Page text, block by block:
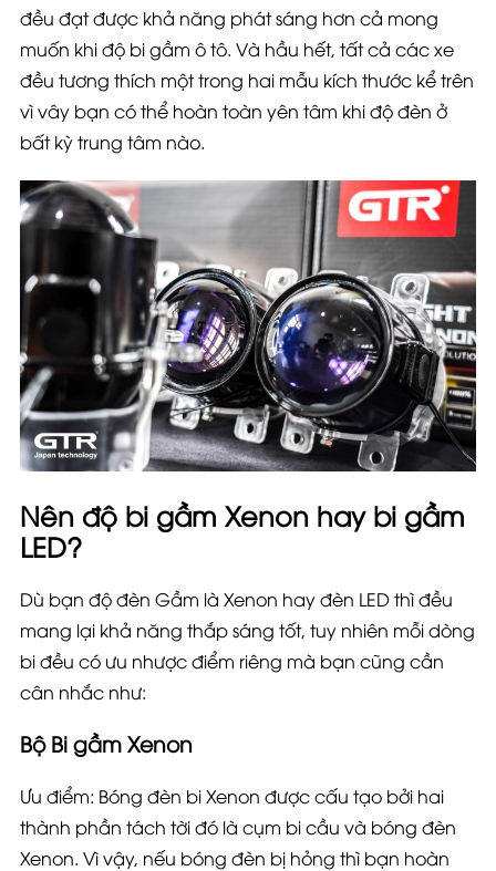
đều đạt được khả năng phát sáng hơn cả mong
muốn khi độ bi gầm ô tô. Và hầu hết, tất cả các xe
đều tương thích một trong hai mẫu kích thước kể trên
vì vây bạn có thể hoàn toàn yên tâm khi độ đèn ở
bất kỳ trung tâm nào.
Nên độ bi gầm Xenon hay bi gầm
LED?
Dù bạn độ đèn Gầm là Xenon hay đèn LED thì đều
mang lại khả năng thắp sáng tốt, tuy nhiên mỗi dòng
bi đều có ưu nhược điểm riêng mà bạn cũng cần
cân nhắc như:
Bộ Bi gầm Xenon
Ưu điểm: Bóng đèn bi Xenon được cấu tạo bởi hai
thành phần tách tời đó là cụm bi cầu và bóng đèn
Xenon. Vì vậy, nếu bóng đèn bị hỏng thì bạn hoàn